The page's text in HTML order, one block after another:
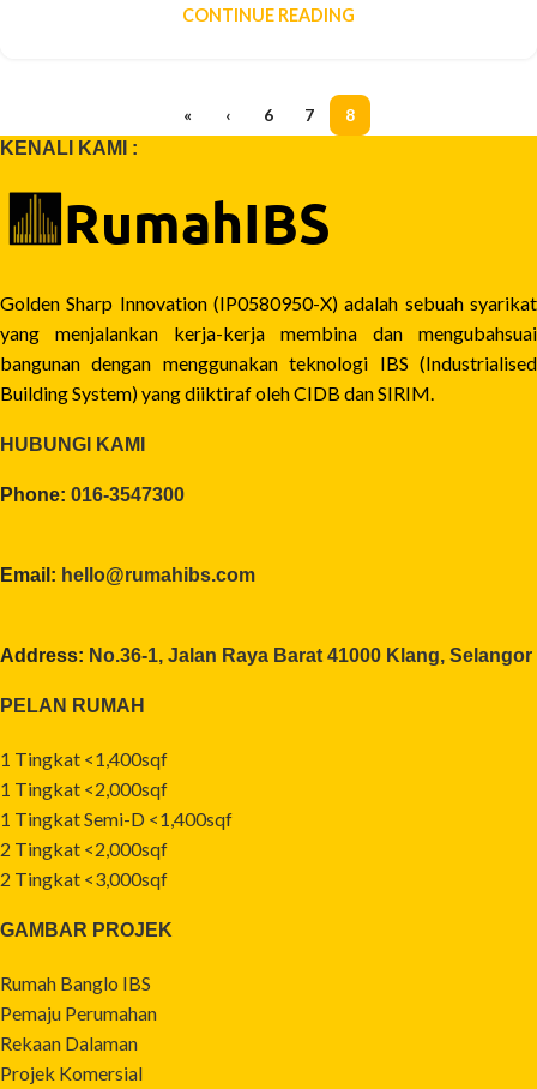
CONTINUE READING
« ‹ 6 7
8
KENALI KAMI :
Golden Sharp Innovation (IP0580950-X) adalah sebuah syarikat
yang menjalankan kerja-kerja membina dan mengubahsuai
bangunan dengan menggunakan teknologi IBS (Industrialised
Building System) yang diiktiraf oleh CIDB dan SIRIM.
HUBUNGI KAMI
Phone: 016-3547300
Email: hello@rumahibs.com
Address: No.36-1, Jalan Raya Barat 41000 Klang, Selangor
PELAN RUMAH
1 Tingkat <1,400sqf
1 Tingkat <2,000sqf
1 Tingkat Semi-D <1,400sqf
2 Tingkat <2,000sqf
2 Tingkat <3,000sqf
GAMBAR PROJEK
Rumah Banglo IBS
Pemaju Perumahan
Rekaan Dalaman
Projek Komersial